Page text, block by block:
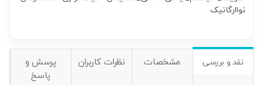
نواارگانیک
نقد و بررسی مشخصات نظرات کاربران
پرسش و
پاسخ